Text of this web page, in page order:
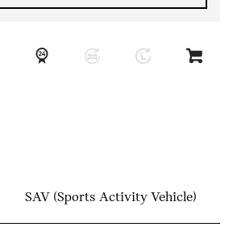
SAV (Sports Activity Vehicle)